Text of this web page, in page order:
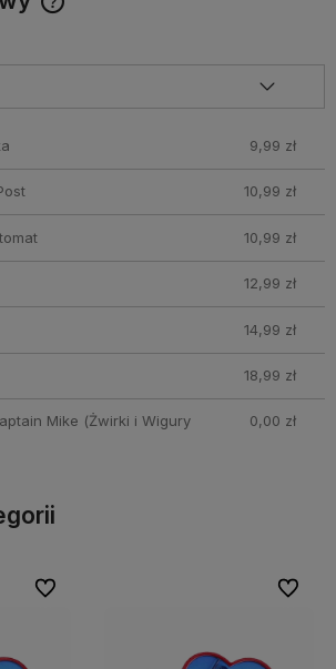
się do Paczkomatu nie
Koszty wysyłki dla przesyłek
być droższe
9,99 zł
10,99 zł
10,99 zł
12,99 zł
14,99 zł
18,99 zł
Mike (Żwirki i Wigury
0,00 zł
Do ulubionych
Do ulubionych Do
Do